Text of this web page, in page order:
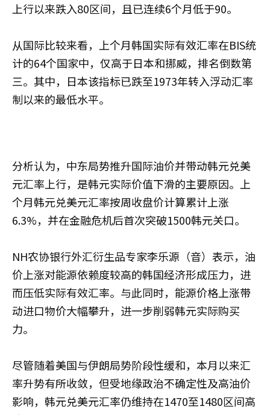
上行以来跌入80区间，且已连续6个月低于90。
从国际比较来看，上个月韩国实际有效汇率在BIS统
计的64个国家中，仅高于日本和挪威，排名倒数第
三。其中，日本该指标已跌至1973年转入浮动汇率
制以来的最低水平。
分析认为，中东局势推升国际油价并带动韩元兑美
元汇率上行，是韩元实际价值下滑的主要原因。上
个月韩元兑美元汇率按周收盘价计算累计上涨
6.3%，并在金融危机后首次突破1500韩元关口。
NH农协银行外汇衍生品专家李乐源（音）表示，油
价上涨对能源依赖度较高的韩国经济形成压力，进
而压低实际有效汇率。与此同时，能源价格上涨带
动进口物价大幅攀升，进一步削弱韩元实际购买
力。
尽管随着美国与伊朗局势阶段性缓和，本月以来汇
率升势有所收敛，但受地缘政治不确定性及高油价
影响，韩元兑美元汇率仍维持在1470至1480区间高